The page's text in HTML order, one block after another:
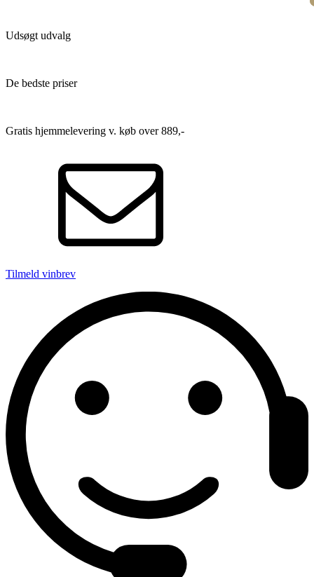
Udsøgt udvalg
De bedste priser
Gratis hjemmelevering v. køb over 889,-
Tilmeld vinbrev